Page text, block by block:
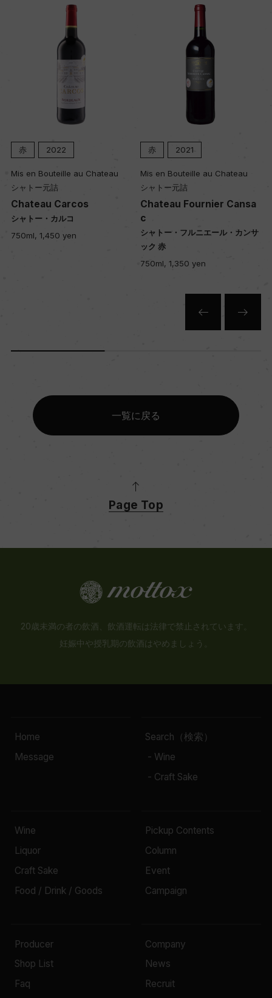
粘土石灰質
A.O.P.コート・デュ・ローヌ・ヴィラージュ
格付
ー
入数
12
赤 2022
Mis en Bouteille au Chateau
シャトー元詰
Chateau Carcos
シャトー・カルコ
750ml, 1,450 yen
赤 2021
Mis en Bouteille au Chateau
シャトー元詰
Chateau Fournier Cansa
c
シャトー・フルニエール・カンサ
ック 赤
750ml, 1,350 yen
一覧に戻る
Page Top
20歳未満の者の飲酒、飲酒運転は法律で禁止されています。
妊娠中や授乳期の飲酒はやめましょう。
Home
Message
Search（検索）
- Wine
- Craft Sake
Wine
Liquor
Craft Sake
Food / Drink / Goods
Pickup Contents
Column
Event
Campaign
Producer
Shop List
Faq
Company
News
Recruit